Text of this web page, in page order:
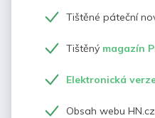
Tištěné páteční
Tištěný magazín
Elektronická
Obsah webu